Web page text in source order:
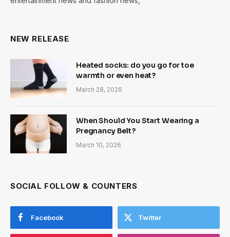
NEW RELEASE
Heated socks: do you go for toe
warmth or even heat?
March 28, 2026
When Should You Start Wearing a
Pregnancy Belt?
March 10, 2026
SOCIAL FOLLOW & COUNTERS
Facebook Twitter